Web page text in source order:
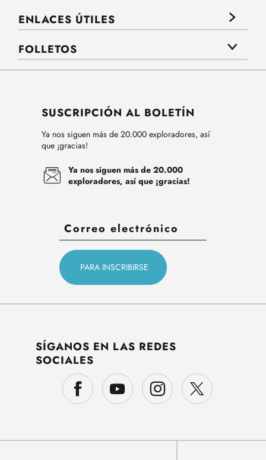
ENLACES ÚTILES
FOLLETOS
SUSCRIPCIÓN AL BOLETÍN
Ya nos siguen más de 20.000 exploradores, así
que ¡gracias!
Ya nos siguen más de 20.000
exploradores, así que ¡gracias!
SÍGANOS EN LAS REDES
SOCIALES